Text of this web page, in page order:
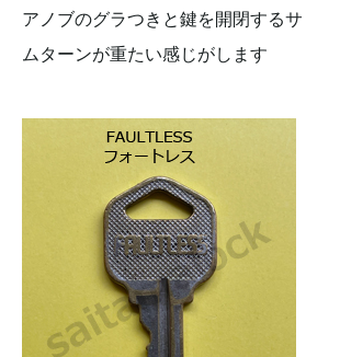
アノブのグラつきと鍵を開閉するサ
ムターンが重たい感じがします